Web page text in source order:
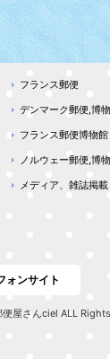
フランス郵便
デンマーク郵便,博
フランス郵便博物館
ノルウェー郵便,博
メディア、雑誌掲載
ォンサイト
屋さんciel ALL